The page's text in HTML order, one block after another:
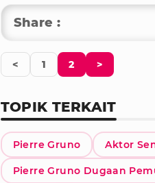
Share :
< 1 2 >
TOPIK TERKAIT
Pierre Gruno Aktor
Pierre Gruno Dugaan